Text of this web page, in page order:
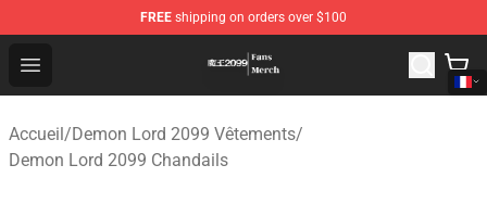
FREE shipping on orders over $100
Open menu
Demon Lord 2099 Store - Official Demon Lord 2099
Accueil/Demon Lord 2099 Vêtements/
Demon Lord 2099 Chandails